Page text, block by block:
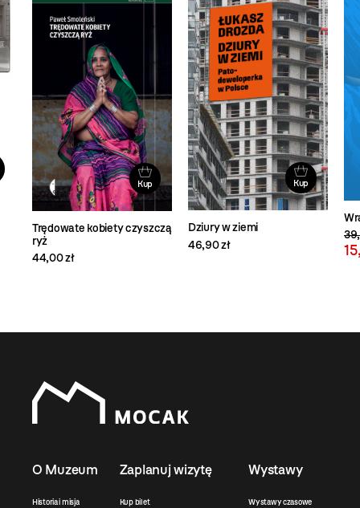
Kup
Trędowate kobiety czyszczą
ryż
44,00 zł
Kup
Dziury w ziemi
46,90 zł
O Muzeum
Historia i misja
Zaplanuj wizytę
Kup bilet
Wystawy
Wystawy czasowe